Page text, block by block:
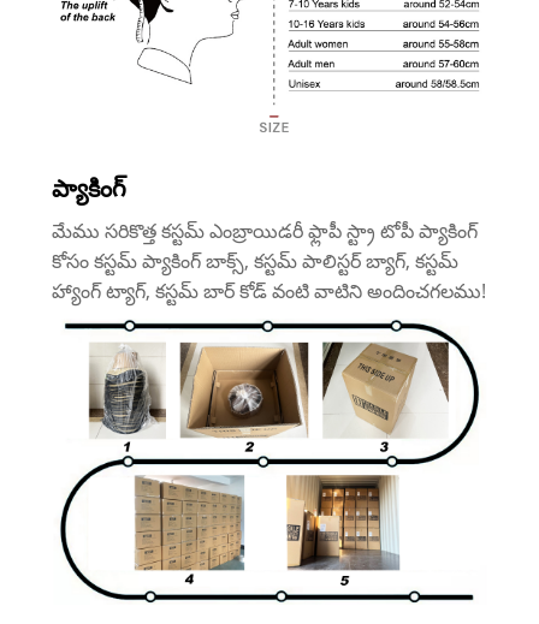
ప్యాకింగ్
మేము సరికొత్త కస్టమ్ ఎంబ్రాయిడరీ ఫ్లాపీ స్ట్రా టోపీ ప్యాకింగ్
కోసం కస్టమ్ ప్యాకింగ్ బాక్స్, కస్టమ్ పాలిస్టర్ బ్యాగ్, కస్టమ్
హ్యాంగ్ ట్యాగ్, కస్టమ్ బార్ కోడ్ వంటి వాటిని అందించగలము!